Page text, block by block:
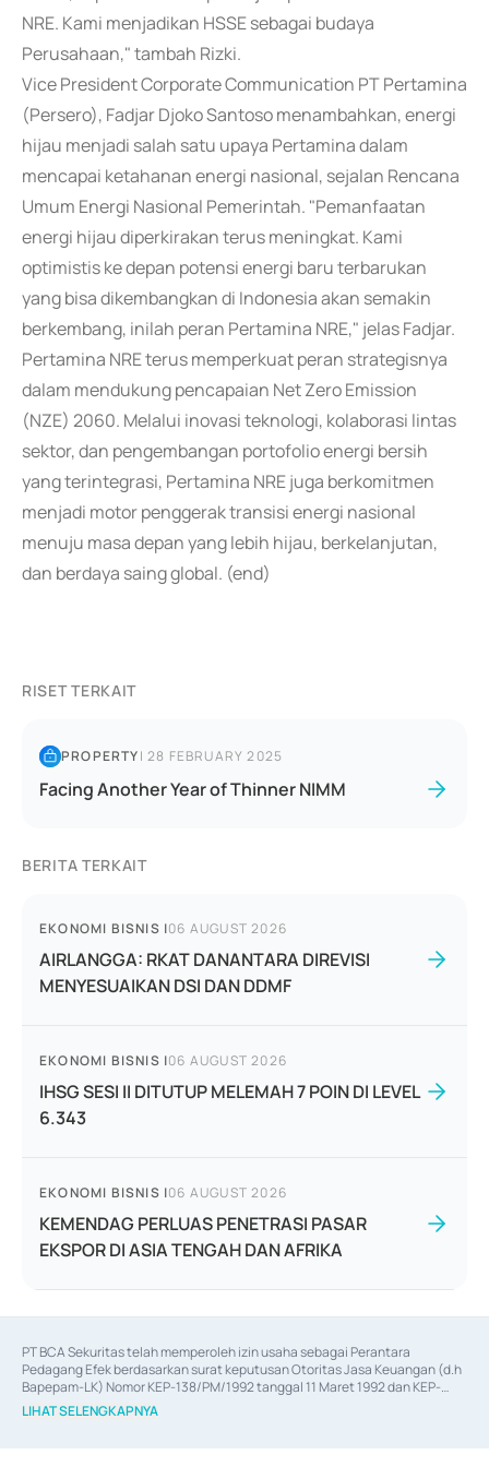
NRE. Kami menjadikan HSSE sebagai budaya
Perusahaan," tambah Rizki.
Vice President Corporate Communication PT Pertamina
(Persero), Fadjar Djoko Santoso menambahkan, energi
hijau menjadi salah satu upaya Pertamina dalam
mencapai ketahanan energi nasional, sejalan Rencana
Umum Energi Nasional Pemerintah. "Pemanfaatan
energi hijau diperkirakan terus meningkat. Kami
optimistis ke depan potensi energi baru terbarukan
yang bisa dikembangkan di Indonesia akan semakin
berkembang, inilah peran Pertamina NRE," jelas Fadjar.
Pertamina NRE terus memperkuat peran strategisnya
dalam mendukung pencapaian Net Zero Emission
(NZE) 2060. Melalui inovasi teknologi, kolaborasi lintas
sektor, dan pengembangan portofolio energi bersih
yang terintegrasi, Pertamina NRE juga berkomitmen
menjadi motor penggerak transisi energi nasional
menuju masa depan yang lebih hijau, berkelanjutan,
dan berdaya saing global. (end)
RISET TERKAIT
PROPERTY|28 FEBRUARY 2025
Facing Another Year of Thinner NIMM
BERITA TERKAIT
EKONOMI BISNIS |06 AUGUST 2026
AIRLANGGA: RKAT DANANTARA DIREVISI
MENYESUAIKAN DSI DAN DDMF
EKONOMI BISNIS |06 AUGUST 2026
IHSG SESI II DITUTUP MELEMAH 7 POIN DI LEVEL
6.343
EKONOMI BISNIS |06 AUGUST 2026
KEMENDAG PERLUAS PENETRASI PASAR
EKSPOR DI ASIA TENGAH DAN AFRIKA
PT BCA Sekuritas telah memperoleh izin usaha sebagai Perantara
Pedagang Efek berdasarkan surat keputusan Otoritas Jasa Keuangan (d.h
Bapepam-LK) Nomor KEP-138/PM/1992 tanggal 11 Maret 1992 dan KEP-
06/D.04/2014 tanggal 28 Februari 2014, izin usaha sebagai Penjamin Emisi
Efek berdasarkan surat keputusan Otoritas Jasa Keuangan Nomor KEP-
LIHAT SELENGKAPNYA